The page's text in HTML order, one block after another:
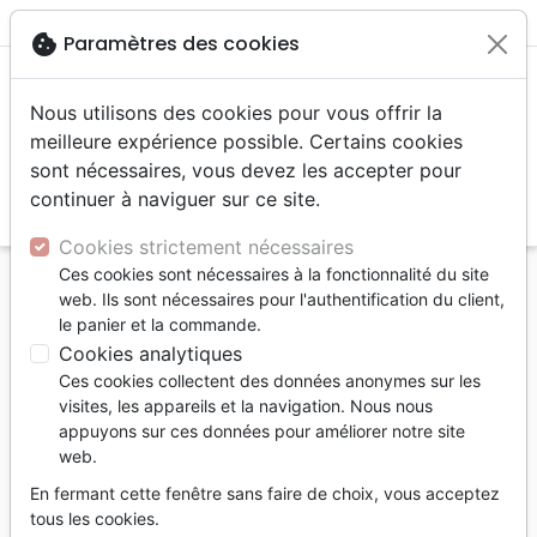
menu
Accueil Livres
Romans
HARMAGUEDON N°11 - LA GRANDE BATAILLE
COSMIQUE DE LA FIN DES TEMPS - LES
SURVIVANTS DE L'APOCALYPSE
Harmaguédon - La grande bataille
cosmique de la fin des temps
Les survivants de l'Apocalypse [Vol. 11]
cookie Paramètres des cookies
Nous utilisons des cookies pour vous offrir la
meilleure expérience possible. Certains cookies
sont nécessaires, vous devez les accepter pour
continuer à naviguer sur ce site.
Cookies strictement nécessaires
Ces cookies sont nécessaires à la fonctionnalité du site
web. Ils sont nécessaires pour l'authentification du client,
le panier et la commande.
Cookies analytiques
Ces cookies collectent des données anonymes sur les
visites, les appareils et la navigation. Nous nous
appuyons sur ces données pour améliorer notre site
web.
En fermant cette fenêtre sans faire de choix, vous acceptez
tous les cookies.